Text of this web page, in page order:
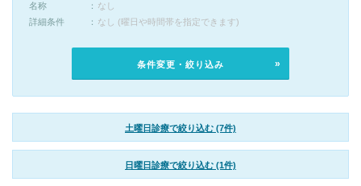
名称
なし
詳細条件
なし (曜日や時間帯を指定できます)
条件変更・絞り込み
土曜日診療で絞り込む (7件)
日曜日診療で絞り込む (1件)